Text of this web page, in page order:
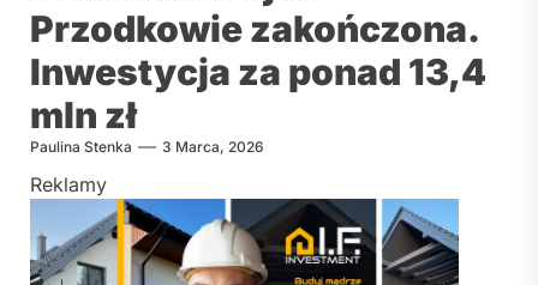
Przodkowie zakończona.
Inwestycja za ponad 13,4
mln zł
Paulina Stenka 3 Marca, 2026
Reklamy